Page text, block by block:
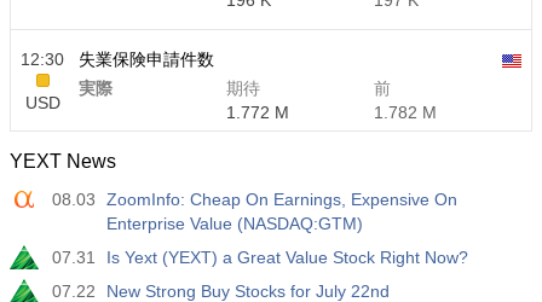
12:30
USD
失業保険申請件数
実際
期待
1.772 M
前
1.782 M
YEXT News
08.03
ZoomInfo: Cheap On Earnings, Expensive On
Enterprise Value (NASDAQ:GTM)
07.31
Is Yext (YEXT) a Great Value Stock Right Now?
07.22
New Strong Buy Stocks for July 22nd